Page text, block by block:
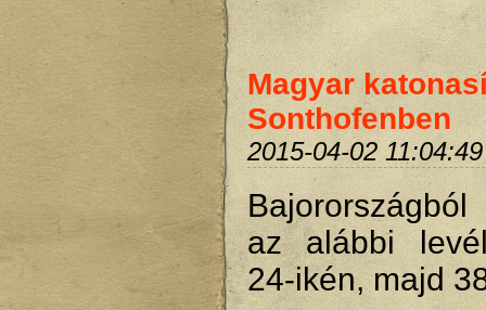
Magyar
Sonthofenben
2015-04-02 11:04:49
az alábbi
24-ikén, majd